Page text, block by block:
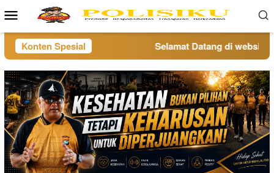
Menu
Mobile
Konten Spesial Selamat Datang di website